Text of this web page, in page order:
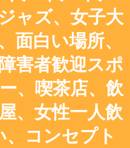
ャズ、女子大
面白い場所、
害者歓迎スポ
、喫茶店、飲
、女性一人飲
コンセプト